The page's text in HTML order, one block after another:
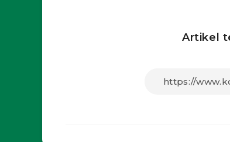
Artikel